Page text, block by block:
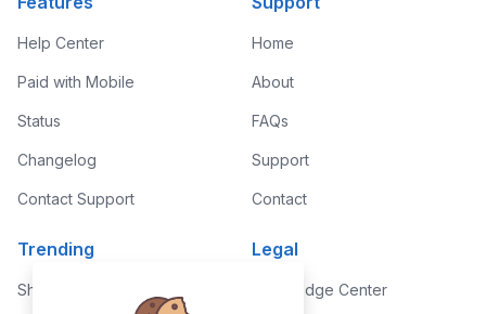
Help Center
Paid with Mobile
Status
Changelog
Contact Support
Home
About
FAQs
Support
Contact
Trending
Shop
Legal
Knowledge Center